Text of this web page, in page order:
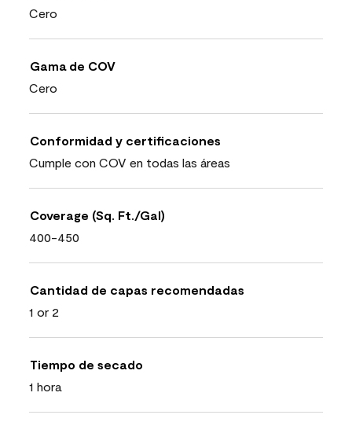
Cero
Gama de COV
Cero
Conformidad y certificaciones
Cumple con COV en todas las áreas
Coverage (Sq. Ft./Gal)
400-450
Cantidad de capas recomendadas
1 or 2
Tiempo de secado
1 hora